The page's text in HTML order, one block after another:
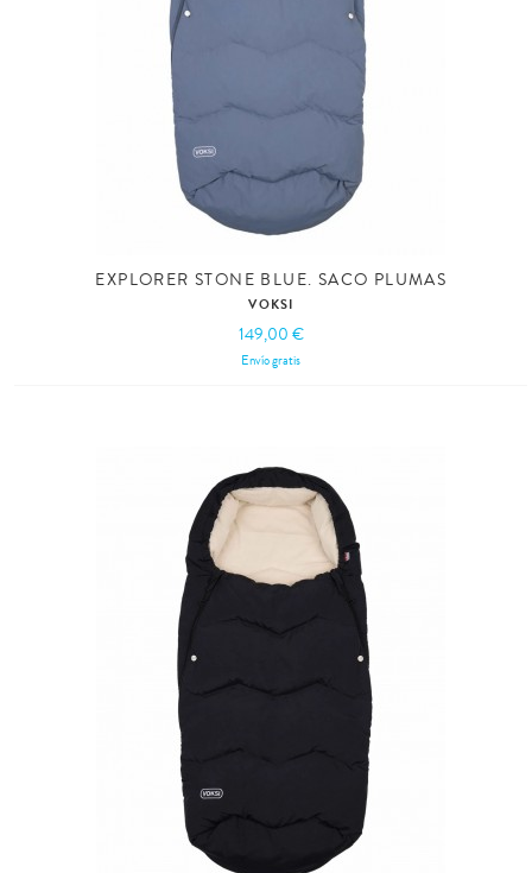
EXPLORER STONE BLUE. SACO PLUMAS
VOKSI
149,00 €
Envío gratis